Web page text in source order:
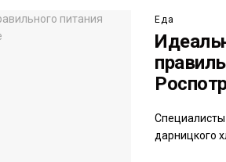
Еда
Специалисты
дарницкого